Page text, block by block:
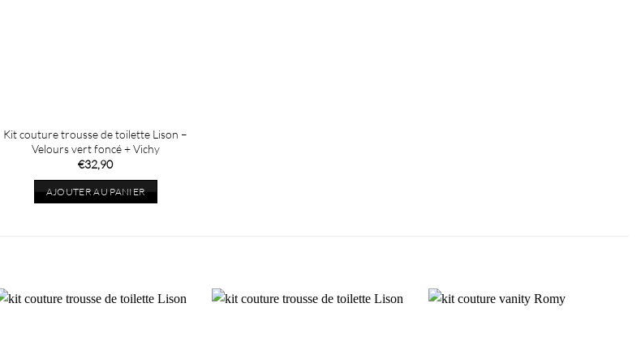
Kit couture trousse de toilette Lison –
Velours vert foncé + Vichy
€32,90
AJOUTER AU PANIER